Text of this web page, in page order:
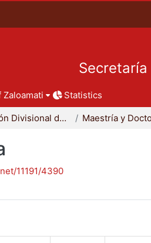
Zaloamati Statistics
Coordinación Divisional de Posgrado
11191/4390